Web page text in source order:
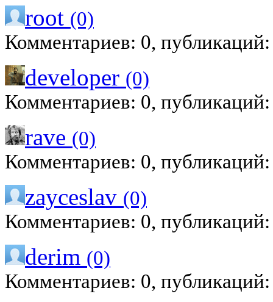
root (0)
Комментариев: 0,
developer (0)
Комментариев: 0,
rave (0)
Комментариев: 0,
zayceslav (0)
Комментариев: 0,
derim (0)
Комментариев: 0,